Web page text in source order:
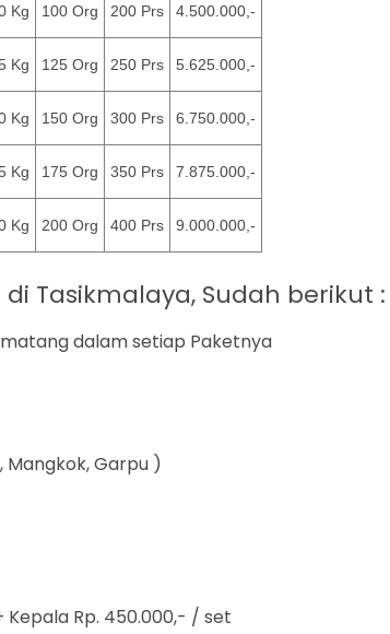
Kg 100 Org 200 Prs 4.500.000,-
Kg 125 Org 250 Prs 5.625.000,-
Kg 150 Org 300 Prs 6.750.000,-
Kg 175 Org 350 Prs 7.875.000,-
Kg 200 Org 400 Prs 9.000.000,-
Tasikmalaya, Sudah berikut :
matang dalam setiap Paketnya
Mangkok, Garpu )
Kepala Rp. 450.000,- / set